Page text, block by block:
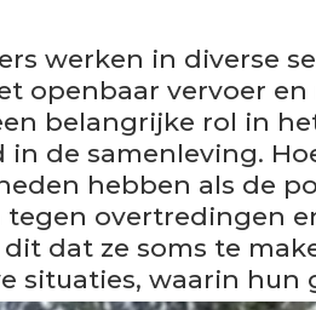
werken in diverse
openbaar vervoer
belangrijke rol in
in de samenleving.
hebben als de
overtredingen
dat ze soms te
situaties, waarin